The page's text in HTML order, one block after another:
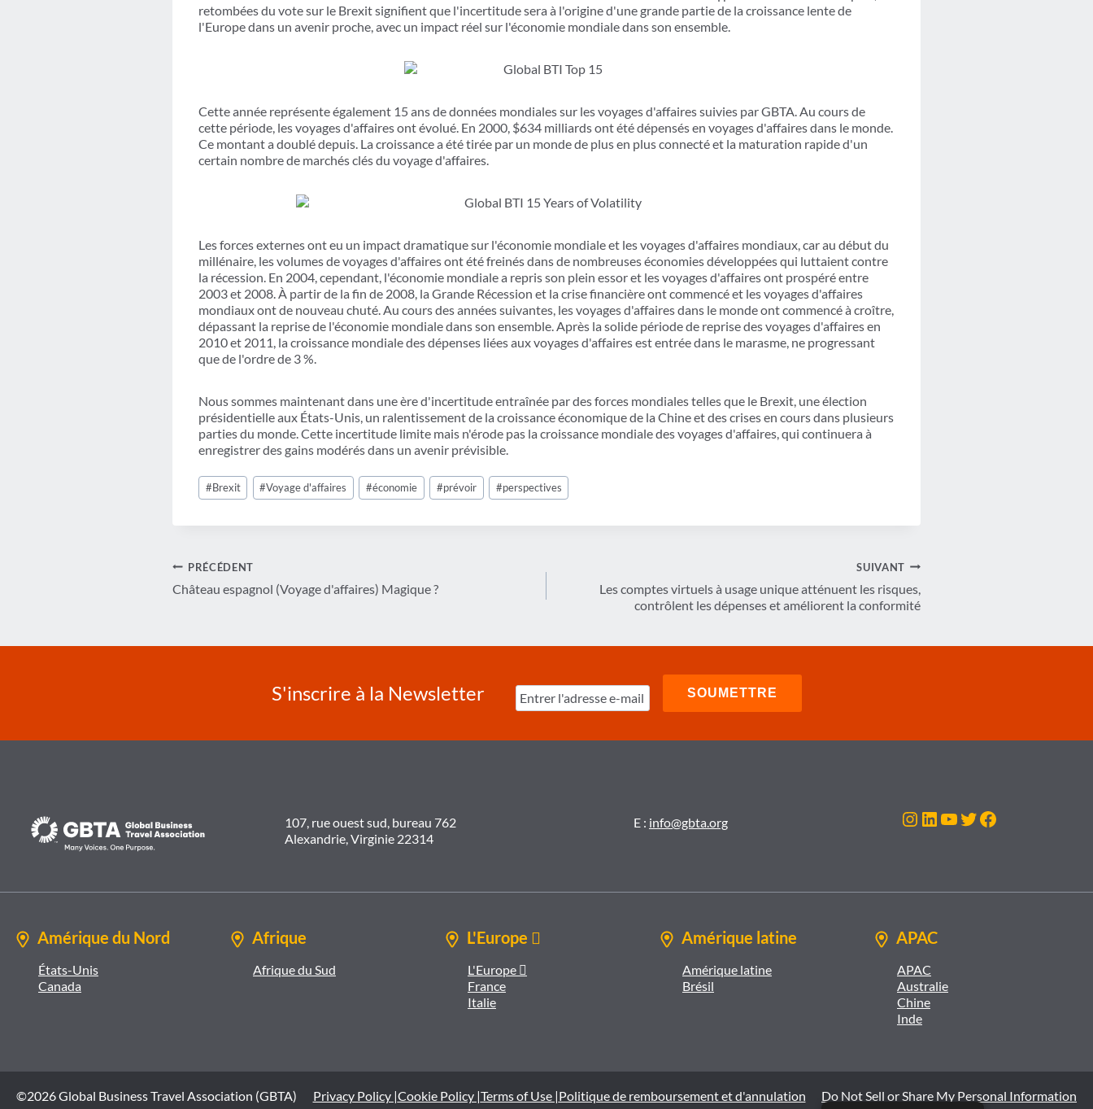
retombées du vote sur le Brexit signifient que l'incertitude sera à l'origine d'une grande partie de la croissance lente de
l'Europe dans un avenir proche, avec un impact réel sur l'économie mondiale dans son ensemble.
Cette année représente également 15 ans de données mondiales sur les voyages d'affaires suivies par GBTA. Au cours de
cette période, les voyages d'affaires ont évolué. En 2000, $634 milliards ont été dépensés en voyages d'affaires dans le monde.
Ce montant a doublé depuis. La croissance a été tirée par un monde de plus en plus connecté et la maturation rapide d'un
certain nombre de marchés clés du voyage d'affaires.
Les forces externes ont eu un impact dramatique sur l'économie mondiale et les voyages d'affaires mondiaux, car au début du
millénaire, les volumes de voyages d'affaires ont été freinés dans de nombreuses économies développées qui luttaient contre
la récession. En 2004, cependant, l'économie mondiale a repris son plein essor et les voyages d'affaires ont prospéré entre
2003 et 2008. À partir de la fin de 2008, la Grande Récession et la crise financière ont commencé et les voyages d'affaires
mondiaux ont de nouveau chuté. Au cours des années suivantes, les voyages d'affaires dans le monde ont commencé à croître,
dépassant la reprise de l'économie mondiale dans son ensemble. Après la solide période de reprise des voyages d'affaires en
2010 et 2011, la croissance mondiale des dépenses liées aux voyages d'affaires est entrée dans le marasme, ne progressant
que de l'ordre de 3 %.
Nous sommes maintenant dans une ère d'incertitude entraînée par des forces mondiales telles que le Brexit, une élection
présidentielle aux États-Unis, un ralentissement de la croissance économique de la Chine et des crises en cours dans plusieurs
parties du monde. Cette incertitude limite mais n'érode pas la croissance mondiale des voyages d'affaires, qui continuera à
enregistrer des gains modérés dans un avenir prévisible.
Étiquettes
de
publication :
#Brexit #Voyage d'affaires #économie #prévoir #perspectives
Navigation
l’article
PRÉCÉDENT
Château espagnol (Voyage d'affaires) Magique ?
SUIVANT
Les comptes virtuels à usage unique atténuent les risques,
contrôlent les dépenses et améliorent la conformité
S'inscrire à la Newsletter
107, rue ouest sud, bureau 762
Alexandrie, Virginie 22314
E : info@gbta.org Instagram
LinkedIn
YouTube
Twitter
Facebook
Amérique du Nord
États-Unis
Canada
Afrique
Afrique du Sud
L'Europe 
L'Europe 
France
Italie
Amérique latine
Amérique latine
Brésil
APAC
APAC
Australie
Chine
Inde
©2026 Global Business Travel Association (GBTA) Privacy Policy |Cookie Policy |Terms of Use |Politique de remboursement et d'annulation Do Not Sell or Share My Personal Information